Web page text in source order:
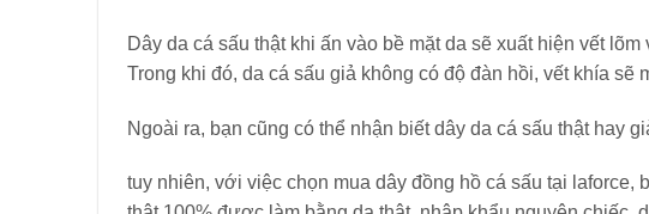
Dây da cá sấu thật khi ấn vào bề mặt da sẽ xuất hiện vết
Trong khi đó, da cá sấu giả không có độ đàn hồi, vết khía
Ngoài ra, bạn cũng có thể nhận biết dây da cá sấu thật hay
tuy nhiên, với việc chọn mua dây đồng hồ cá sấu tại laforce,